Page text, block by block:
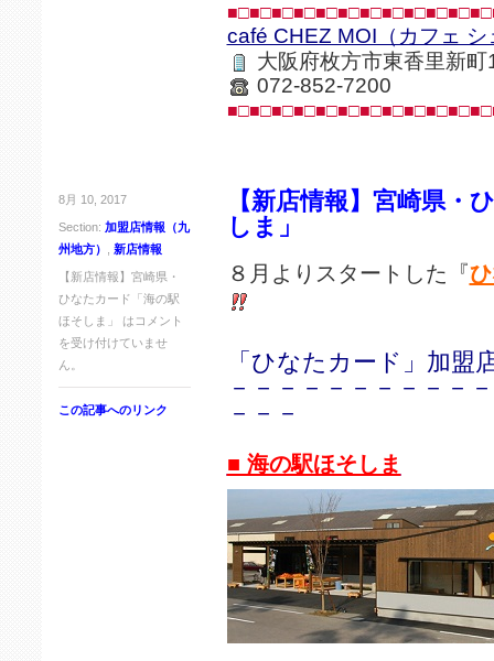
café CHEZ MOI（カフェ シ
大阪府枚方市東香里新町
072-852-7200
8月 10, 2017
Section: 加盟店情報（九
州地方）
新店情報
【新店情報】宮崎県・
ひなたカード「海の駅
ほそしま」 は コメント
を受け付けていませ
ん。
この記事へのリンク
【新店情報】宮崎県・
しま」
８月よりスタートした『
「ひなたカード」加盟
－－－－－－－－－－
－－－
■ 海の駅ほそしま